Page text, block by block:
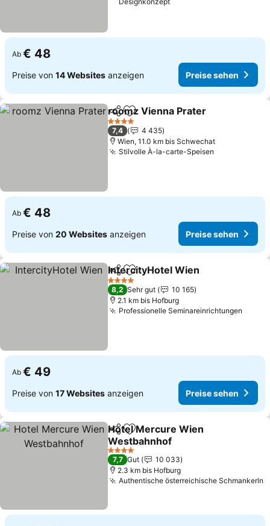
Ab € 48
Preise von 14 Websites anzeigen Preise sehen
TeilenZu Favoriten hinzufügen
roomz Vienna Prater
4 Sterne
7,4
4 435
Wien, 11.0 km bis Schwechat
Stilvolle À-la-carte-Speisen
Ab € 48
Preise von 20 Websites anzeigen Preise sehen
TeilenZu Favoriten hinzufügen
IntercityHotel Wien
4 Sterne
8,2 Sehr gut
10 165
2.1 km bis Hofburg
Professionelle Seminareinrichtungen
Ab € 49
Preise von 17 Websites anzeigen Preise sehen
TeilenZu Favoriten hinzufügen
Hotel Mercure Wien
Westbahnhof
4 Sterne
7,7 Gut
10 033
2.3 km bis Hofburg
Authentische österreichische Schmankerln